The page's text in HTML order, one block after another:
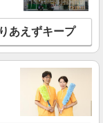
販売スタッフ
円 固定残業代:
相当） ＊時間外手
らず、固定残業代
る時間外労働分は
。 試用期間あり 3ヶ
福岡県 糟屋郡粕屋
あえずキープ